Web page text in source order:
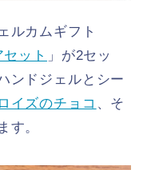
ルカムギフト
ット 」が2セッ
ンドジェルとシー
ロイズのチョコ 、そ
す。